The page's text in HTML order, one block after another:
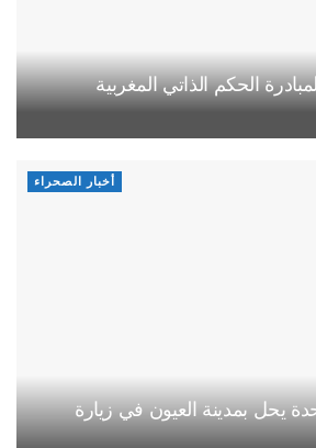
الحكم الذاتي المغربية
أخبار الصحراء
يحل بمدينة العيون في زيارة